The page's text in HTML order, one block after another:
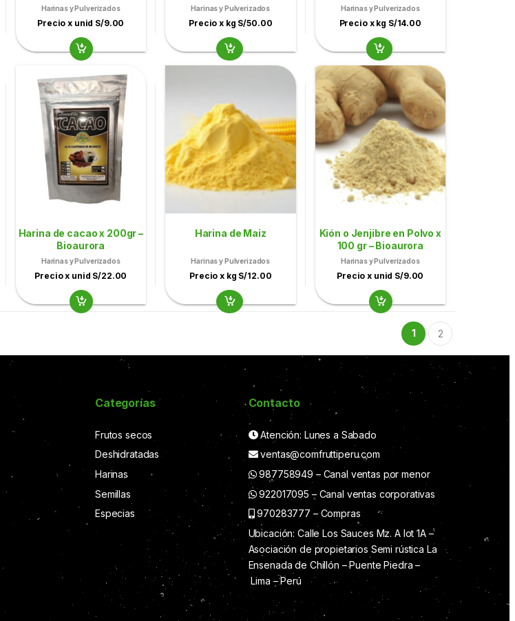
Harinas y Pulverizados
Precio x unid S/9.00
Harinas y Pulverizados
Precio x kg S/50.00
Harinas y Pulverizados
Precio x kg S/14.00
Harina de cacao x 200gr –
Bioaurora
Harinas y Pulverizados
Precio x unid S/22.00
Harina de Maiz
Harinas y Pulverizados
Precio x kg S/12.00
Kión o Jenjibre en Polvo x
100 gr – Bioaurora
Harinas y Pulverizados
Precio x unid S/9.00
1 2
Categorías
Frutos secos
Deshidratadas
Harinas
Semillas
Especias
Contacto
Atención: Lunes a Sabado
ventas@comfruttiperu.com
987758949 – Canal ventas por menor
922017095 – Canal ventas corporativas
970283777 – Compras
Ubicación: Calle Los Sauces Mz. A lot 1A –
Asociación de propietarios Semi rústica La
Ensenada de Chillón – Puente Piedra –
Lima – Perú